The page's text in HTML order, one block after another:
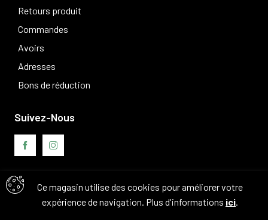
Retours produit
Commandes
Avoirs
Adresses
Bons de réduction
Ce magasin utilise des cookies pour améliorer votre
expérience de navigation. Plus d'informations ici.
Suivez-Nous
Avis clients